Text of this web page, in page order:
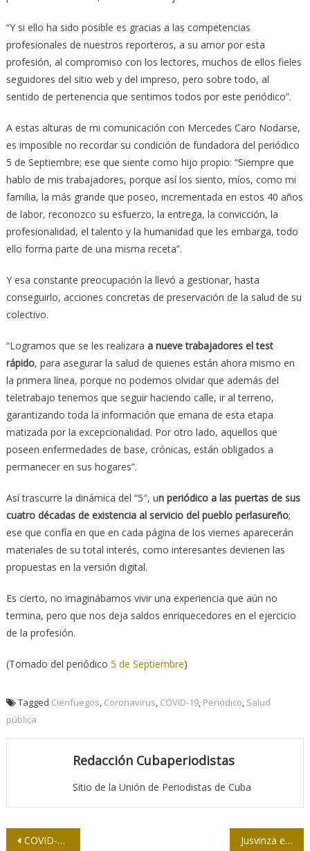
“Y si ello ha sido posible es gracias a las competencias
profesionales de nuestros reporteros, a su amor por esta
profesión, al compromiso con los lectores, muchos de ellos fieles
seguidores del sitio web y del impreso, pero sobre todo, al
sentido de pertenencia que sentimos todos por este periódico”.
A estas alturas de mi comunicación con Mercedes Caro Nodarse,
es imposible no recordar su condición de fundadora del periódico
5 de Septiembre; ese que siente como hijo propio: “Siempre que
hablo de mis trabajadores, porque así los siento, míos, como mi
familia, la más grande que poseo, incrementada en estos 40 años
de labor, reconozco su esfuerzo, la entrega, la convicción, la
profesionalidad, el talento y la humanidad que les embarga, todo
ello forma parte de una misma receta”.
Y esa constante preocupación la llevó a gestionar, hasta
conseguirlo, acciones concretas de preservación de la salud de su
colectivo.
“Logramos que se les realizara a nueve trabajadores el test
rápido, para asegurar la salud de quienes están ahora mismo en
la primera línea, porque no podemos olvidar que además del
teletrabajo tenemos que seguir haciendo calle, ir al terreno,
garantizando toda la información que emana de esta etapa
matizada por la excepcionalidad. Por otro lado, aquellos que
poseen enfermedades de base, crónicas, están obligados a
permanecer en sus hogares”.
Así trascurre la dinámica del “5″, un periódico a las puertas de sus
cuatro décadas de existencia al servicio del pueblo perlasureño;
ese que confía en que en cada página de los viernes aparecerán
materiales de su total interés, como interesantes devienen las
propuestas en la versión digital.
Es cierto, no imaginábamos vivir una experiencia que aún no
termina, pero que nos deja saldos enriquecedores en el ejercicio
de la profesión.
(Tomado del periódico 5 de Septiembre)
Tagged Cienfuegos, Coronavirus, COVID-19, Periódico, Salud
pública
Redacción Cubaperiodistas
Sitio de la Unión de Periodistas de Cuba
Navegación
COVID-19 en Cuba: se mantiene la tendencia Jusvinza e Itolizumab, fármacos cubanos que han salvado vidas entre afectados por la COVID-19